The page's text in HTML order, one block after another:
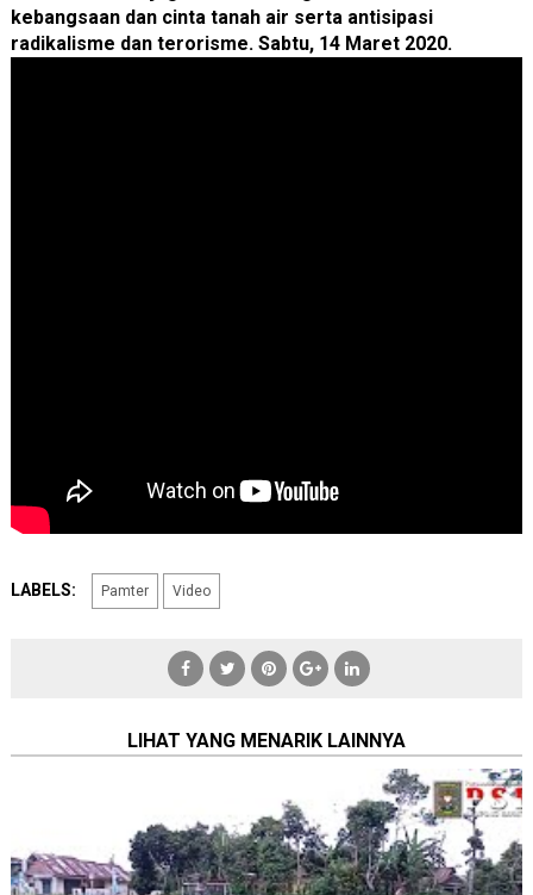
kebangsaan dan cinta tanah air serta antisipasi
radikalisme dan terorisme. Sabtu, 14 Maret 2020.
LABELS: Pamter Video
LIHAT YANG MENARIK LAINNYA